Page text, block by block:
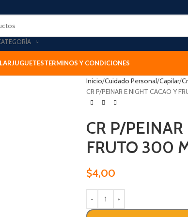
JUGUETESTERMINOS Y CONDICIONES
Inicio Cuidado Personal Capilar
CR P/PEINAR E NIGHT CACAO Y
CR P/
FRUTO 300
$4,00